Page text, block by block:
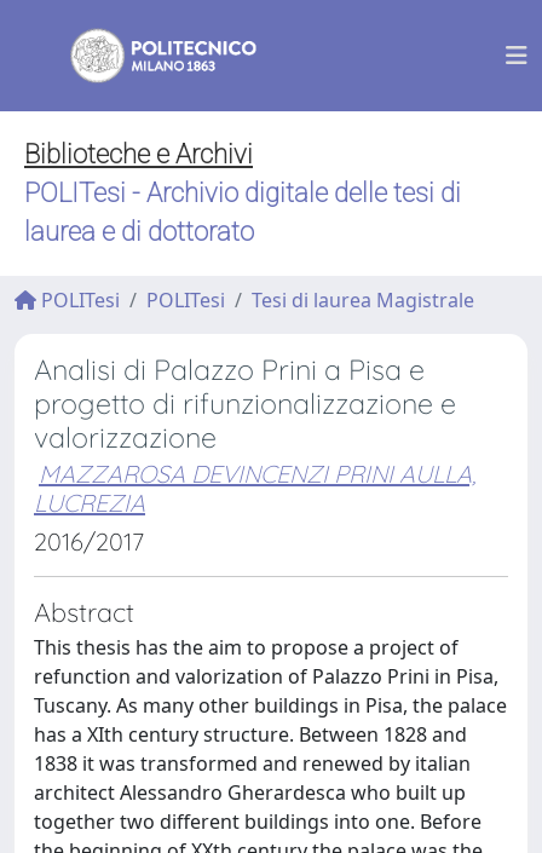
Biblioteche e Archivi
POLITesi - Archivio digitale delle tesi di
laurea e di dottorato
POLITesi POLITesi Tesi di laurea Magistrale
Analisi di Palazzo Prini a Pisa e
progetto di rifunzionalizzazione e
valorizzazione
MAZZAROSA DEVINCENZI PRINI AULLA,
LUCREZIA
2016/2017
Abstract
This thesis has the aim to propose a project of
refunction and valorization of Palazzo Prini in Pisa,
Tuscany. As many other buildings in Pisa, the palace
has a XIth century structure. Between 1828 and
1838 it was transformed and renewed by italian
architect Alessandro Gherardesca who built up
together two different buildings into one. Before